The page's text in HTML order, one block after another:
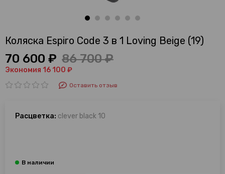
Коляска Espiro Code 3 в 1 Loving Beige (19)
70 600 ₽ 86 700 ₽
Экономия 16 100 ₽
Оставить отзыв
Расцветка: clever black 10